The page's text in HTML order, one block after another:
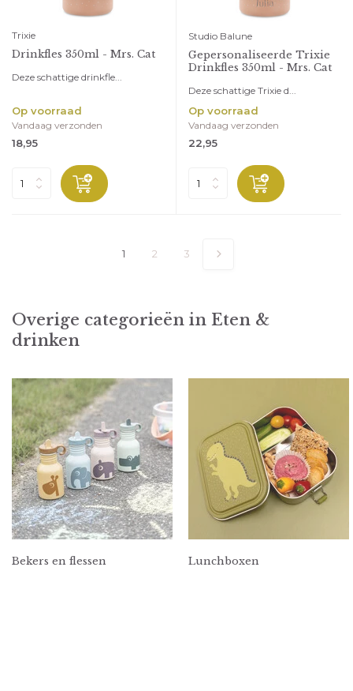
Trixie
Drinkfles 350ml - Mrs. Cat
Deze schattige drinkfle...
Op voorraad
Vandaag verzonden
18,95
Studio Balune
Gepersonaliseerde Trixie
Drinkfles 350ml - Mrs. Cat
Deze schattige Trixie d...
Op voorraad
Vandaag verzonden
22,95
1 2 3
Overige categorieën in Eten &
drinken
Bekers en flessen Lunchboxen